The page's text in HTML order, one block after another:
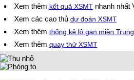
Xem thêm kết quả XSMTnhanh nhất
Xem các cao thủ dự đoán XSMT
Xem thêm thống kê lô gan miền Trung
Xem thêm quay thử XSMT